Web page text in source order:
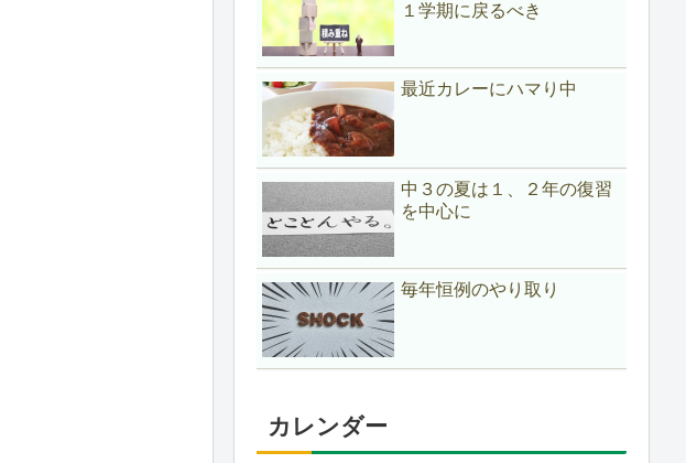
１学期に戻るべき
最近カレーにハマり中
中３の夏は１、２年の復習
を中心に
毎年恒例のやり取り
カレンダー